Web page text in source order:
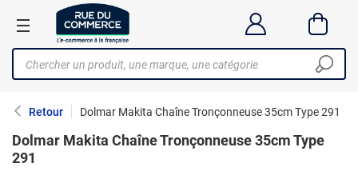
Retour Dolmar Makita Chaîne Tronçonneuse 35cm Type 291
Dolmar Makita Chaîne Tronçonneuse 35cm Type
291